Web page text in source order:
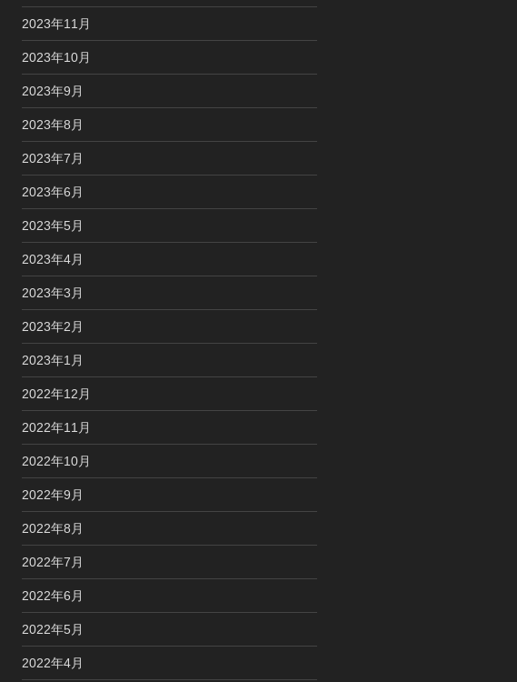
2023年11月
2023年10月
2023年9月
2023年8月
2023年7月
2023年6月
2023年5月
2023年4月
2023年3月
2023年2月
2023年1月
2022年12月
2022年11月
2022年10月
2022年9月
2022年8月
2022年7月
2022年6月
2022年5月
2022年4月